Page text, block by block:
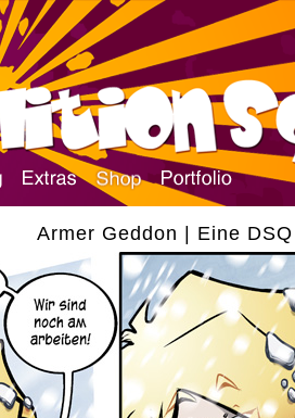
Armer Geddon | Eine